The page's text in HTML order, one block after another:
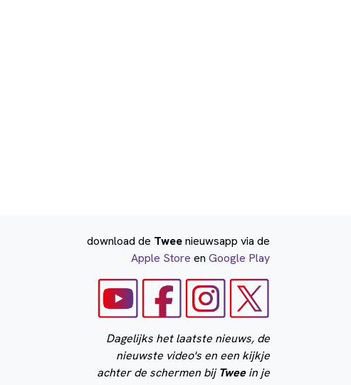
download de Tweenieuwsapp via de
Apple Store en Google Play
Dagelijks het laatste nieuws, de
nieuwste video's en een kijkje
achter de schermen bijTweein je